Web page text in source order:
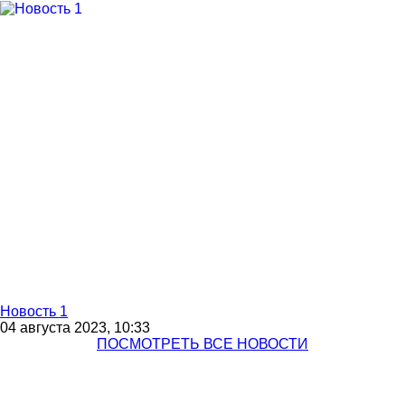
Новость 1
04 августа 2023, 10:33
ПОСМОТРЕТЬ ВСЕ НОВОСТИ